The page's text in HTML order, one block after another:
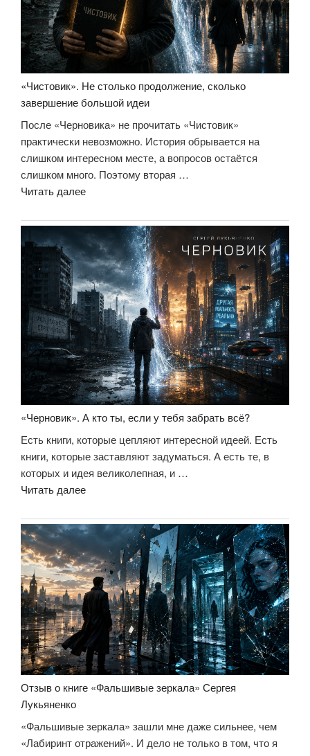
уроки
управления,
которые
лучше
выучить
на
чужом
опыте»»
«Чистовик». Не столько продолжение, сколько
завершение большой идеи
После «Черновика» не прочитать «Чистовик»
практически невозможно. История обрывается на
слишком интересном месте, а вопросов остаётся
слишком много. Поэтому вторая …
Читать далее««Чистовик».
столько
продолжение,
сколько
завершение
большой
идеи»
«Черновик». А кто ты, если у тебя забрать всё?
Есть книги, которые цепляют интересной идеей. Есть
книги, которые заставляют задуматься. А есть те, в
которых и идея великолепная, и …
Читать далее««Черновик».
кто
ты,
если
у
тебя
забрать
всё?»
Отзыв о книге «Фальшивые зеркала» Сергея
Лукьяненко
«Фальшивые зеркала» зашли мне даже сильнее, чем
«Лабиринт отражений». И дело не только в том, что я